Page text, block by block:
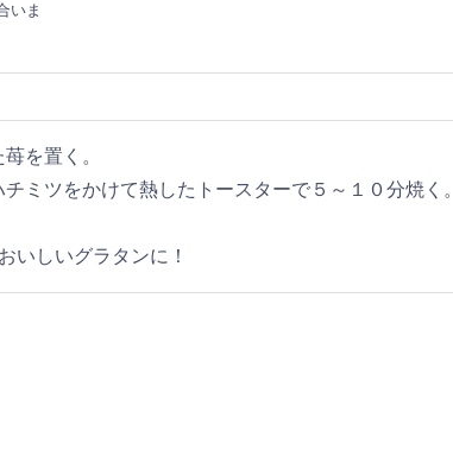
いま
を置く。
ミツをかけて熱したトースターで５～１０分焼く。
いしいグラタンに！